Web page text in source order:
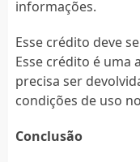
informações.
Esse crédito deve
Esse crédito é uma
precisa ser
condições de uso
Conclusão